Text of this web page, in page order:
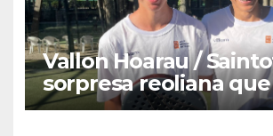
Vallon Hoarau /
sorpresa reoliana
la cap de sèrie 1